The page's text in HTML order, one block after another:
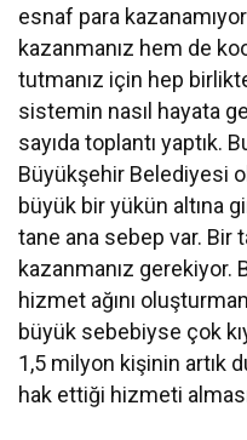
esnaf para
kazanmanız hem de
tutmanız için hep
sistemin nasıl hayata
sayıda toplantı yaptık.
Büyükşehir Belediyesi
büyük bir yükün altına
tane ana sebep var. Bir
kazanmanız gerekiyor.
hizmet ağını
büyük sebebiyse çok
1,5 milyon kişinin artık
hak ettiği hizmeti